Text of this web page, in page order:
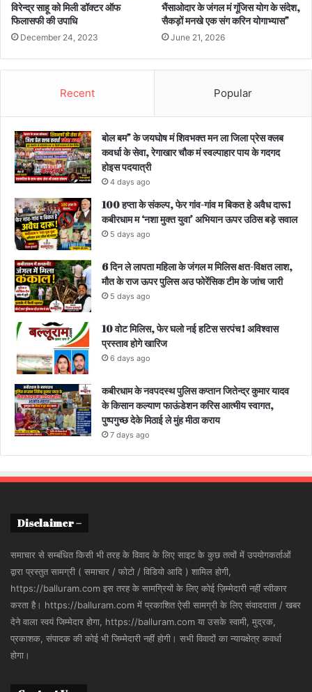
विरेन्द्र साहू को मिली डॉक्टर ऑफ
फिलासफी की उपाधि
December 24, 2023
भैंसाओदार के जंगल मं गूंजिस योग के संदेश,
सैकड़ों मनखे एक संग करिन योगाभ्यास”
June 21, 2026
Recent Popular
बोल बम” के जयघोष मं शिवभक्त मन ला जिला प्रेस क्लब
कवर्धा के सेवा, रेगाखार चौक मं स्वल्पाहार पाय के गदगद
होइस पदयात्री
4 days ago
100 हप्ता के संकल्प, फेर गांव-गांव म बिकत हे अवैध दारू!
कबीरधाम म ‘नशा मुक्त युवा’ अभियान ऊपर उठिस बड़े सवाल
5 days ago
6 दिन ले लापता महिला के जंगल म मिलिस क्षत-विक्षत लाश,
मौत के राज ऊपर पुलिस अउ फोरेंसिक टीम के जांच जारी
5 days ago
10 वोट मिलिस, फेर घलो नई हटिस सरपंच! अविश्वास
प्रस्ताव होगे खारिज
6 days ago
कबीरधाम के नवपदस्थ पुलिस कप्तान जितेन्द्र कुमार यादव
के किसान कल्याण फाऊंडेशन करिस आत्मीय स्वागत,
पुष्पगुच्छ देके मिठाई ले मुंह मीठा कराय
7 days ago
Disclaimer –
समाचार से सम्बंधित किसी भी तरह के विवाद के लिए साइट के कुछ तत्वों में उपयोगकर्ताओं
द्वारा प्रस्तुत सामग्री ( समाचार / फोटो / विडियो आदि ) शामिल होगी,
https://balluram.com इस तरह के सामग्रियों के लिए कोई ज़िम्मेदारी नहीं स्वीकार
करता है। https://balluram.com में प्रकाशित ऐसी सामग्री के लिए संवाददाता / खबर
देने वाला स्वयं जिम्मेदार होगा, https://balluram.com या उसके स्वामी, मुद्रक,
प्रकाशक, संपादक की कोई भी जिम्मेदारी नहीं होगी। सभी विवादों का न्यायक्षेत्र कवर्धा
होगा।